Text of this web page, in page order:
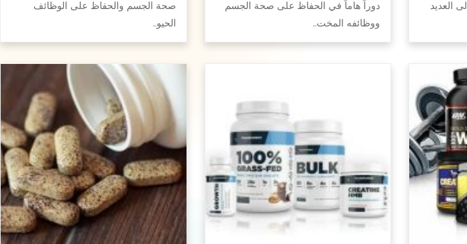
العديد
دوراً هاماً في الحفاظ على صحة الجسم
ووظائفه المخت…
صحة الجسم والحفاظ على الوظائف
الحيو…